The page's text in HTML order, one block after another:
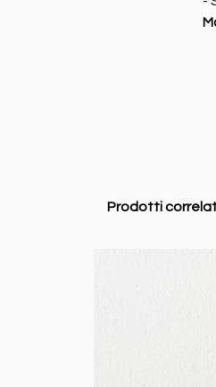
Prodotti